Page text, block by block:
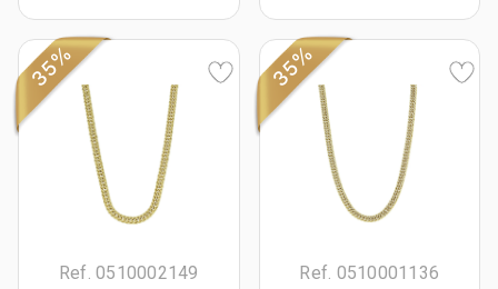
35%
Ref. 0510002149
35%
Ref. 0510001136